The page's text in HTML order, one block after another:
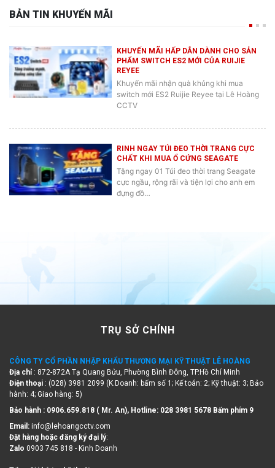
BẢN TIN KHUYẾN MÃI
PHẨM SWITCH ES2 MỚI CỦA RUIJIE
REYEE
Khuyến mãi nhận quà khủng khi mua
switch mới ES2 Ruijie Reyee tại Lê Hoàng
CCTV
CHẤT KHI MUA Ổ CỨNG SEAGATE
Tặng ngay 01 Túi đeo thời trang Seagate
cực ngầu, rộng rãi và tiện lợi cho anh em
đựng đồ…
TRỤ SỞ CHÍNH
Địa chỉ : 872-872A Tạ Quang Bửu, Phường Bình Đông, TP.Hồ Chí Minh
Điện thoại : (028) 3981 2099 (K.Doanh: bấm số 1; Kế toán: 2; Kỹ thuật: 3; Bảo
hành: 4; Giao hàng: 5)
Đặt hàng hoặc đăng ký đại lý:
Zalo 0903 745 818 - Kinh Doanh